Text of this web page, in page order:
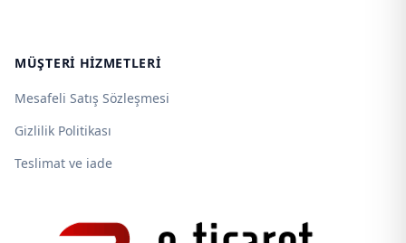
MÜŞTERI HIZMETLERI
Mesafeli Satış Sözleşmesi
Gizlilik Politikası
Teslimat ve iade